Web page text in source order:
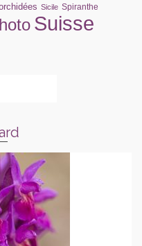
Sicile Spiranthe
Suisse